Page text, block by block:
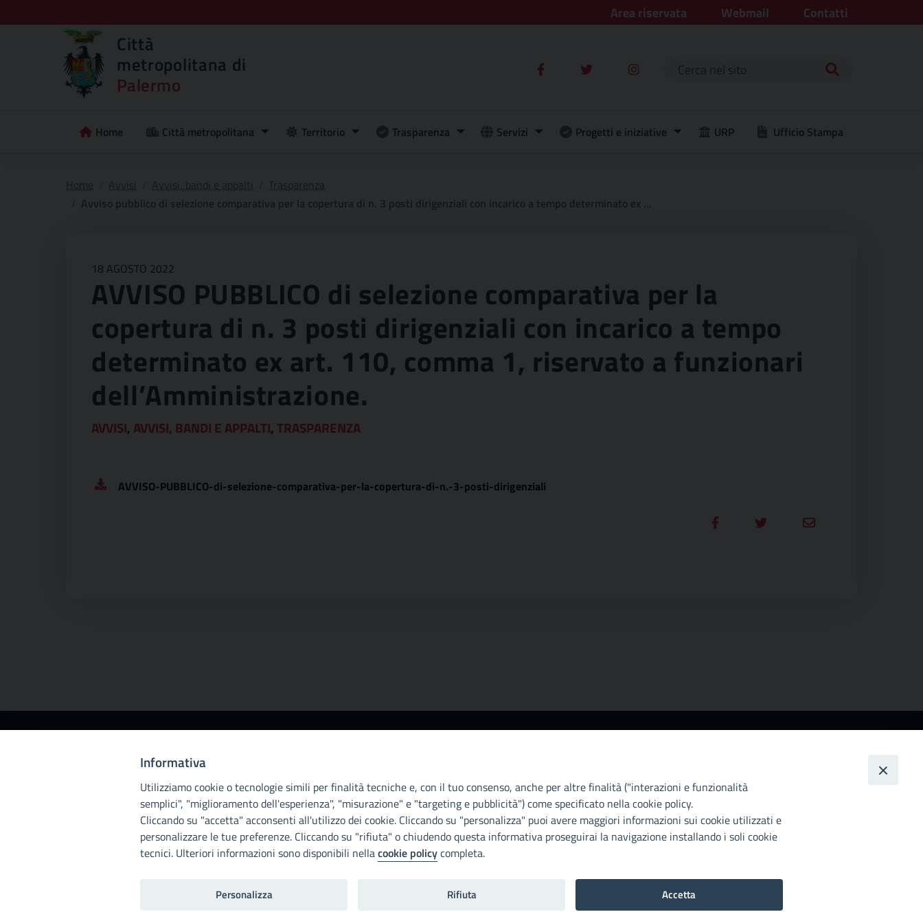
Area riservata Webmail Contatti
Città
metropolitana di
Palermo Ricerca per:
Home Città metropolitana Territorio Trasparenza Servizi Progetti e iniziative URP Ufficio Stampa
18 AGOSTO 2022
AVVISO PUBBLICO di selezione comparativa per la
copertura di n. 3 posti dirigenziali con incarico a tempo
determinato ex art. 110, comma 1, riservato a funzionari
dell’Amministrazione.
AVVISI, AVVISI, BANDI E APPALTI,TRASPARENZA
AVVISO-PUBBLICO-di-selezione-comparativa-per-la-copertura-di-n.-3-posti-dirigenziali
metropolitana di
Palermo
Via Maqueda, 100 - 90134 - Palermo
Cod. Fisc. 80021470820
PEC: cm.pa@cert.cittametropolitana.pa.it
I nostri canali social
il proprio sito web accessibile, conformemente al
D.lgs. 10 agosto 2018, n°106 che ha recepito la
direttiva UE 2016/2102 del Parlamento euopeo e del
Consiglio.
Informativa
Utilizziamo cookie o tecnologie simili per finalità tecniche e, con il tuo consenso, anche per altre finalità ("interazioni e funzionalità
semplici", "miglioramento dell'esperienza", "misurazione" e "targeting e pubblicità") come specificato nella cookie policy.
Cliccando su "accetta" acconsenti all'utilizzo dei cookie. Cliccando su "personalizza" puoi avere maggiori informazioni sui cookie utilizzati e
personalizzare le tue preferenze. Cliccando su "rifiuta" o chiudendo questa informativa proseguirai la navigazione installando i soli cookie
tecnici. Ulteriori informazioni sono disponibili nellacookie policycompleta.
Personalizza Rifiuta Accetta